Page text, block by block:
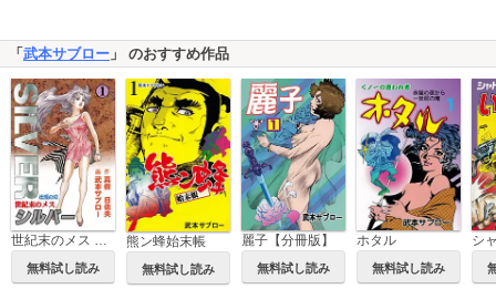
「 武本サブロー 」 のおすすめ作品
無料試し読み
熊ン蜂始末帳
無料試し読み
麗子【分冊版】
無料試し読み
ホタル
無料試し読み